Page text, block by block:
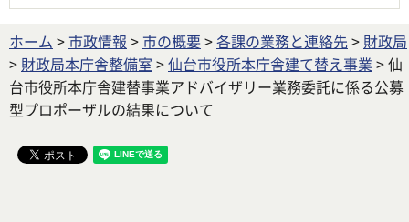
ホーム >市政情報 >市の概要>各課の業務と連絡先> 財政局
> 財政局本庁舎整備室 >仙台市役所本庁舎建て替え事業 > 仙
台市役所本庁舎建替事業アドバイザリー業務委託に係る公募
型プロポーザルの結果について